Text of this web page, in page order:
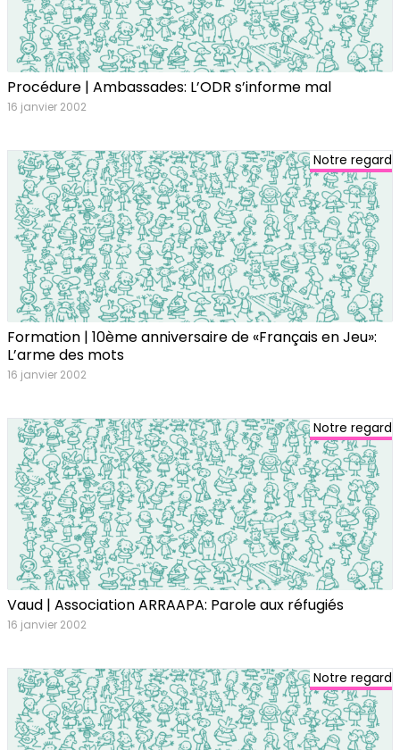
Procédure | Ambassades: L’ODR s’informe mal
16 janvier 2002
Notre regard
Formation | 10ème anniversaire de «Français en Jeu»:
L’arme des mots
16 janvier 2002
Notre regard
Vaud | Association ARRAAPA: Parole aux réfugiés
16 janvier 2002
Notre regard